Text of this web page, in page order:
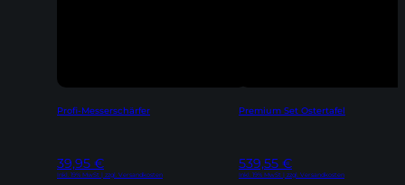
Profi-Messerschärfer
39,95 €
Inkl. 19% MwSt | zzgl. Versandkosten
Premium Set Ostertafel
539,55 €
Inkl. 19% MwSt | zzgl. Versandkosten